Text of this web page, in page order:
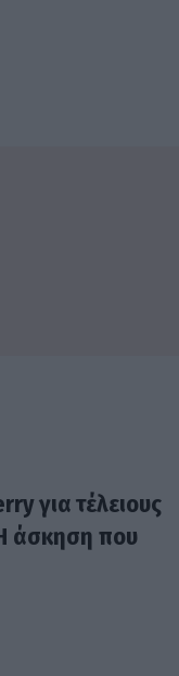
για τέλειους
άσκηση που